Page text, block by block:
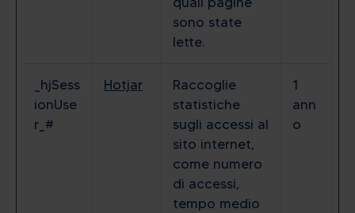
sono state
lette.
_hjSess
ionUse
r_#
Hotjar
Raccoglie
statistiche
sugli accessi al
sito internet,
come numero
di accessi,
tempo medio
1
ann
o